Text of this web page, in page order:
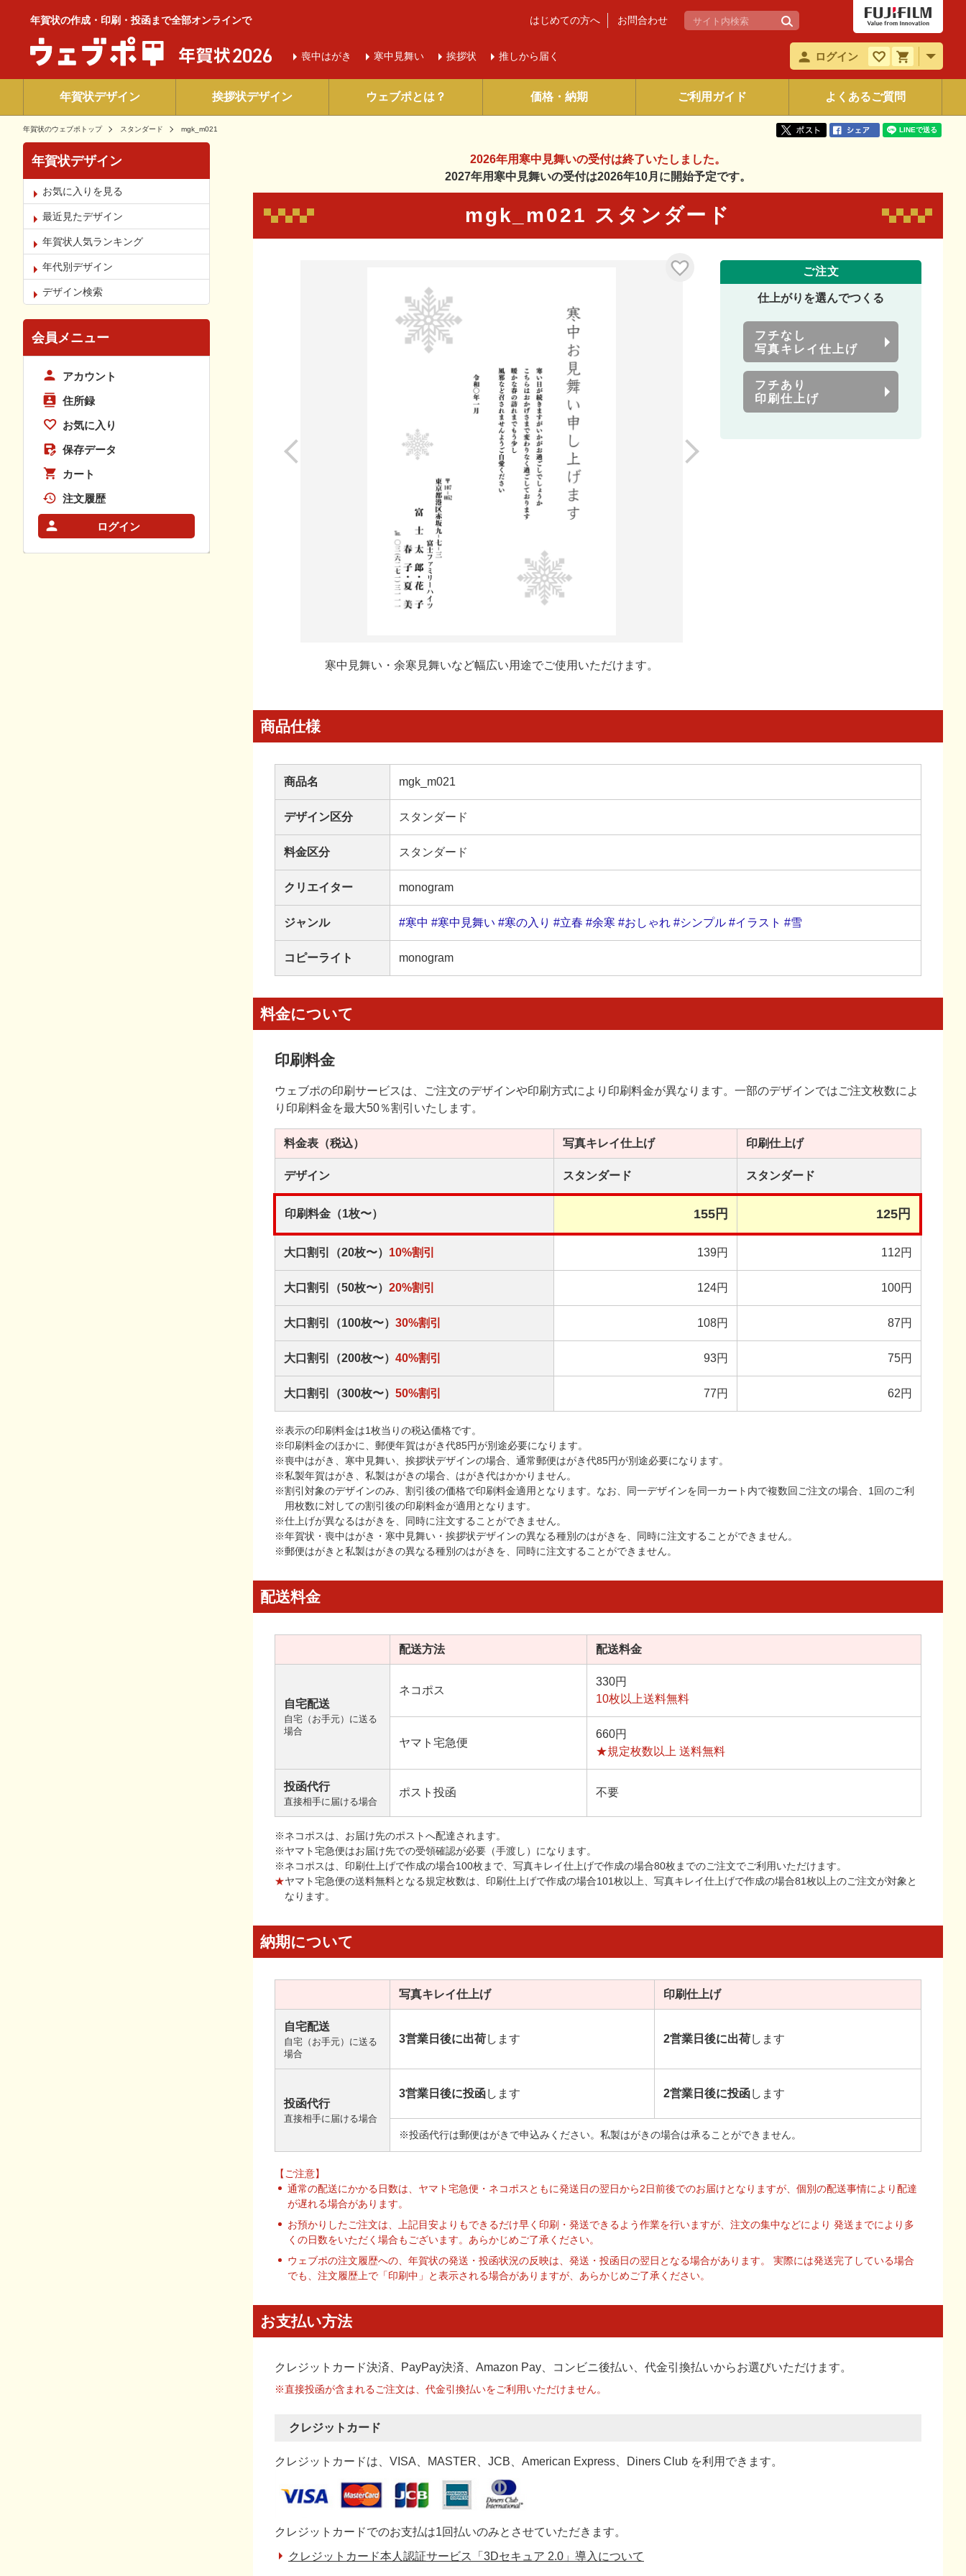
年賀状の作成・印刷・投函まで全部オンラインで
喪中はがき 寒中 見舞い 挨拶状 推しから届く
はじめての方へ お問合わせ
ログイン
年賀状デザイン 挨拶状デザイン ウェブポとは？ 価格・納期 ご利用ガイド よくあるご質問
年賀状のウェブポトップ スタンダード mgk_m021
2026年用寒中見舞いの受付は終了いたしました。
2027年用寒中見舞いの受付は2026年10月に開始予定です。
mgk_m021 スタンダード
寒中見舞い・余寒見舞いなど幅広い用途でご使用いただけます。
ご注文
仕上がりを選んでつくる
フチなし
写真キレイ仕上げ
フチあり
印刷仕上げ
商品仕様
商品名 mgk_m021
デザイン区分 スタンダード
料金区分 スタンダード
クリエイター monogram
ジャンル #寒中 #寒中見舞い #寒の入り #立春 #余寒 #おしゃれ #シンプル #イラスト #雪
コピーライト monogram
料金について
印刷料金
ウェブポの印刷サービスは、ご注文のデザインや印刷方式により印刷料金が異なります。一部のデザインではご注文枚数によ
り印刷料金を最大50％割引いたします。
料金表 （税込） 写真キレイ仕上げ 印刷仕上げ
デザイン スタンダード スタンダード
印刷料金（1枚〜） 155円 125円
大口割引（20枚〜） 10%割引 139円 112円
大口割引（50枚〜） 20%割引 124円 100円
大口割引（100枚〜） 30%割引 108円 87円
大口割引（200枚〜） 40%割引 93円 75円
大口割引（300枚〜） 50%割引 77円 62円
※表示の印刷料金は1枚当りの税込価格です。
※印刷料金のほかに、郵便年賀はがき代85円が別途必要になります。
※喪中はがき、寒中見舞い、挨拶状デザインの場合、通常郵便はがき代85円が別途必要になります。
※私製年賀はがき、私製はがきの場合、はがき代はかかりません。
※割引対象のデザインのみ、割引後の価格で印刷料金適用となります。なお、同一デザインを同一カート内で複数回ご注文の場合、1回のご利
用枚数に対しての割引後の印刷料金が適用となります。
※仕上げが異なるはがきを、同時に注文することができません。
※年賀状・喪中はがき・寒中見舞い・挨拶状デザインの異なる種別のはがきを、同時に注文することができません。
※郵便はがきと私製はがきの異なる種別のはがきを、同時に注文することができません。
配送料金
配送方法 配送料金
自宅配送
自宅（お手元）に送る
場合
ネコポス
330円
10枚以上送料無料
ヤマト宅急便
660円
★規定枚数以上 送料無料
投函代行
直接相手に届ける場合
ポスト投函 不要
※ネコポスは、お届け先のポストへ配達されます。
※ヤマト宅急便はお届け先での受領確認が必要（手渡し）になります。
※ネコポスは、印刷仕上げで作成の場合100枚まで、写真キレイ仕上げで作成の場合80枚までのご注文でご利用いただけます。
★ヤマト宅急便の送料無料となる規定枚数は、印刷仕上げで作成の場合101枚以上、写真キレイ仕上げで作成の場合81枚以上のご注文が対象と
なります。
納期について
写真キレイ仕上げ 印刷仕上げ
自宅配送
自宅（お手元）に送る
場合
3営業日後に出荷します 2営業日後に出荷します
投函代行
直接相手に届ける場合
3営業日後に投函します 2営業日後に投函します
※投函代行は郵便はがきで申込みください。私製はがきの場合は承ることができません。
【ご注意】
通常の配送にかかる日数は、ヤマト宅急便・ネコポスともに発送日の翌日から2日前後でのお届けとなりますが、個別の配送事情により配達
が遅れる場合があります。
お預かりしたご注文は、上記目安よりもできるだけ早く印刷・発送できるよう作業を行いますが、注文の集中などにより 発送までにより多
くの日数をいただく場合もございます。あらかじめご了承ください。
ウェブポの注文履歴への、年賀状の発送・投函状況の反映は、発送・投函日の翌日となる場合があります。 実際には発送完了している場合
でも、注文履歴上で「印刷中」と表示される場合がありますが、あらかじめご了承ください。
お支払い方法
クレジットカード決済、PayPay決済 、Amazon Pay、コンビニ後払い、代金引換払いからお選びいただけます。
※直接投函が含まれるご注文は、代金引換払いをご利用いただけません。
クレジットカード
クレジットカードは、VISA、MASTER、JCB、American Express、Diners Club を利用できます。
クレジットカードでのお支払は1回払いのみとさせていただきます。
クレジットカード本人認証サービス「3Dセキュア 2.0」導入について
年賀状デザイン
お気に入りを見る
最近見たデザイン
年賀状人気ランキング
年代別デザイン
デザイン検索
会員メニュー
アカウント
住所録
お気に入り
保存データ
カート
注文履歴
ログイン